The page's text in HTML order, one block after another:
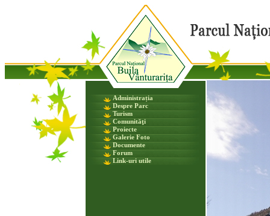
Administrația
Despre Parc
Turism
Comunităţi
Proiecte
Galerie Foto
Documente
Forum
Link-uri utile